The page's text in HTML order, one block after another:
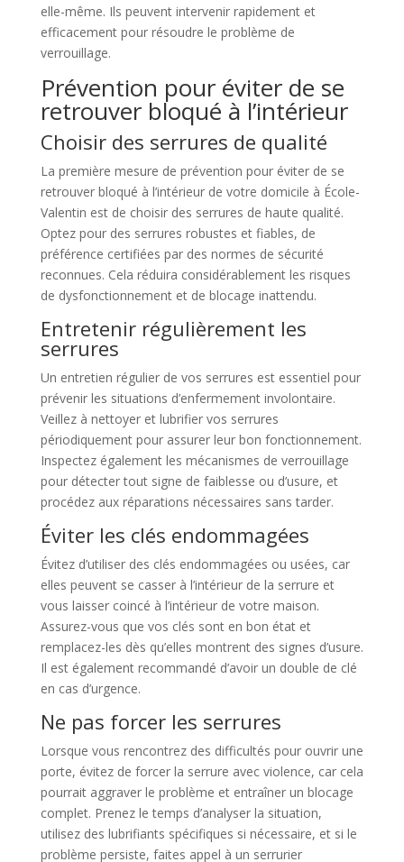
elle-même. Ils peuvent intervenir rapidement et
efficacement pour résoudre le problème de
verrouillage.
Prévention pour éviter de se
retrouver bloqué à l’intérieur
Choisir des serrures de qualité
La première mesure de prévention pour éviter de se
retrouver bloqué à l’intérieur de votre domicile à École-
Valentin est de choisir des serrures de haute qualité.
Optez pour des serrures robustes et fiables, de
préférence certifiées par des normes de sécurité
reconnues. Cela réduira considérablement les risques
de dysfonctionnement et de blocage inattendu.
Entretenir régulièrement les
serrures
Un entretien régulier de vos serrures est essentiel pour
prévenir les situations d’enfermement involontaire.
Veillez à nettoyer et lubrifier vos serrures
périodiquement pour assurer leur bon fonctionnement.
Inspectez également les mécanismes de verrouillage
pour détecter tout signe de faiblesse ou d’usure, et
procédez aux réparations nécessaires sans tarder.
Éviter les clés endommagées
Évitez d’utiliser des clés endommagées ou usées, car
elles peuvent se casser à l’intérieur de la serrure et
vous laisser coincé à l’intérieur de votre maison.
Assurez-vous que vos clés sont en bon état et
remplacez-les dès qu’elles montrent des signes d’usure.
Il est également recommandé d’avoir un double de clé
en cas d’urgence.
Ne pas forcer les serrures
Lorsque vous rencontrez des difficultés pour ouvrir une
porte, évitez de forcer la serrure avec violence, car cela
pourrait aggraver le problème et entraîner un blocage
complet. Prenez le temps d’analyser la situation,
utilisez des lubrifiants spécifiques si nécessaire, et si le
problème persiste, faites appel à un serrurier